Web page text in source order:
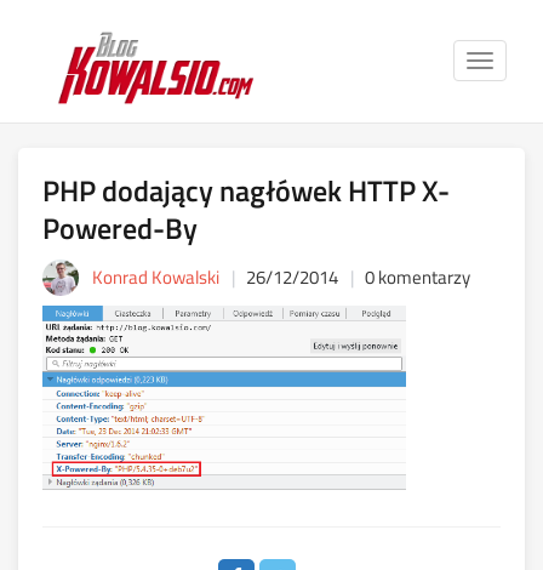
Toggle
PHP dodający nagłówek HTTP X-
Powered-By
Konrad Kowalski 26/12/2014 0 komentarzy